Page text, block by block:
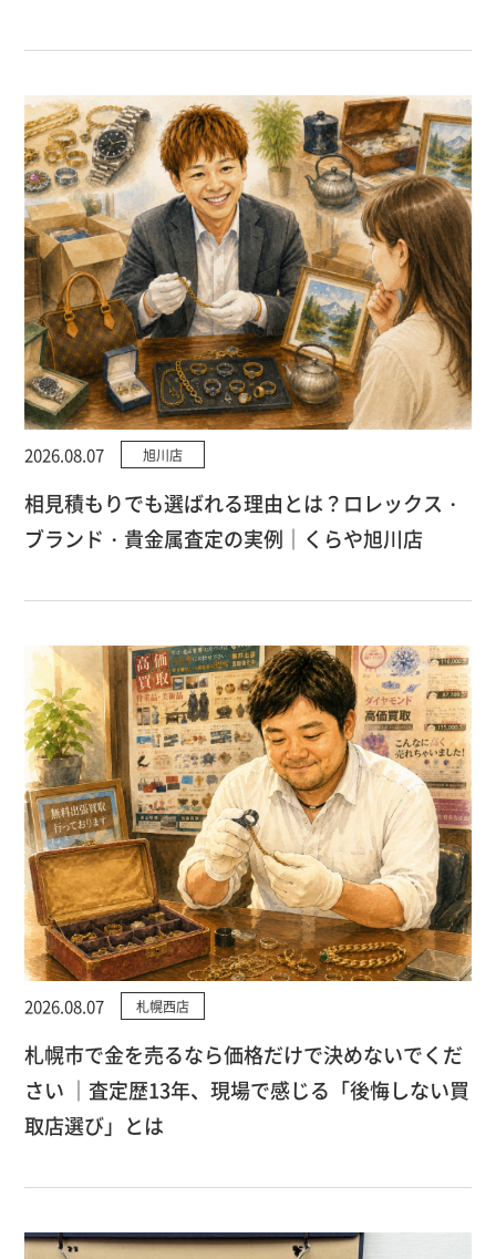
2026.08.07 旭川店
相見積もりでも選ばれる理由とは？ロレックス・
ブランド・貴金属査定の実例｜くらや旭川店
2026.08.07 札幌西店
札幌市で金を売るなら価格だけで決めないでくだ
さい ｜査定歴13年、現場で感じる「後悔しない買
取店選び」とは